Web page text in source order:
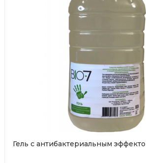
Гель с антибактериальным